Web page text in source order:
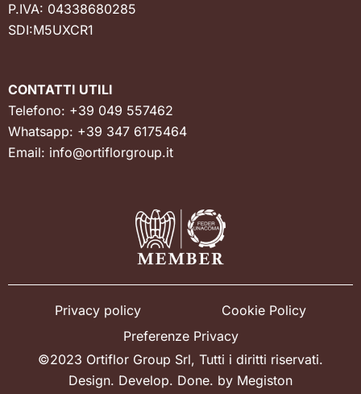
P.IVA: 04338680285
SDI:M5UXCR1
CONTATTI UTILI
Telefono: +39 049 557462
Whatsapp: +39 347 6175464
Email: info@ortiflorgroup.it
Privacy policy
Cookie Policy
Preferenze Privacy
©2023 Ortiflor Group Srl, Tutti i diritti riservati.
Design. Develop. Done. by Megiston